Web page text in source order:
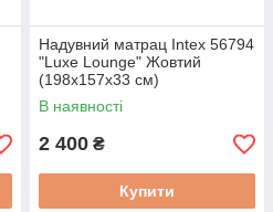
Надувний матрац Intex 56794
"Luxe Lounge" Жовтий
(198х157х33 см)
В наявності
2 400 ₴
Купити